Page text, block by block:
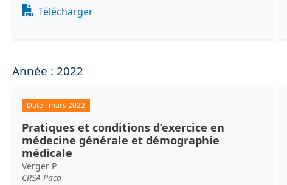
Document
Télécharger
Année : 2022
Date : mars 2022
Pratiques et conditions d’exercice en
médecine générale et démographie
médicale
Verger P
CRSA Paca